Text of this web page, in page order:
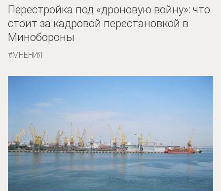
Перестройка под «дроновую войну»: что
стоит за кадровой перестановкой в
Минобороны
МНЕНИЯ